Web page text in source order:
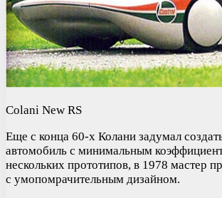
Colani New RS
Еще с конца 60-х Колани задумал
автомобиль с минимальным
нескольких прототипов, в 1978 мастер
с умопомрачительным дизайном.